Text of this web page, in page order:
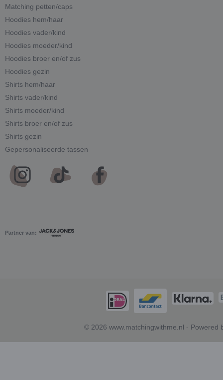
Matching petten/caps
Hoodies hem/haar
Hoodies vader/kind
Hoodies moeder/kind
Hoodies broer en/of zus
Hoodies gezin
Shirts hem/haar
Shirts vader/kind
Shirts moeder/kind
Shirts broer en/of zus
Shirts gezin
Gepersonaliseerde tassen
Partner van:
© 2026 www.matchingwithme.nl - Powered